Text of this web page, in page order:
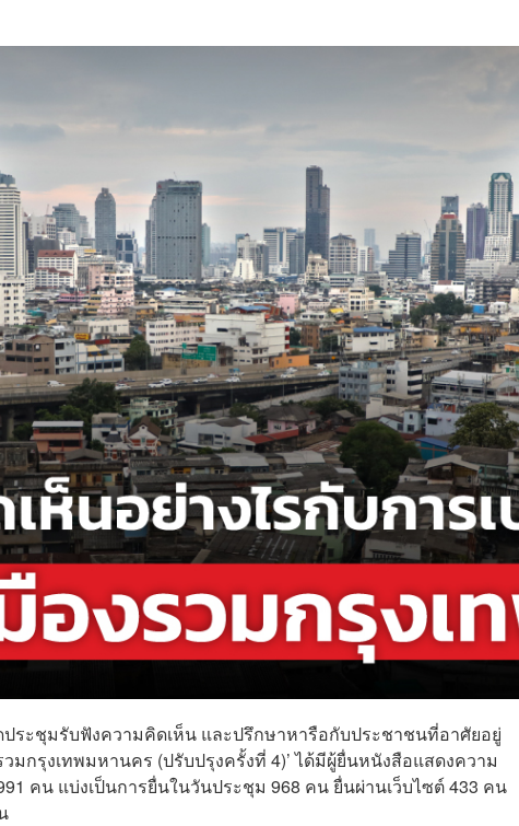
ระชุมรับฟังความคิดเห็น และปรึกษาหารือกับประชาชนที่อาศัยอยู่
มกรุงเทพมหานคร (ปรับปรุงครั้งที่ 4)’ ได้มีผู้ยื่นหนังสือแสดงความ
คน แบ่งเป็นการยื่นในวันประชุม 968 คน ยื่นผ่านเว็บไซต์ 433 คน